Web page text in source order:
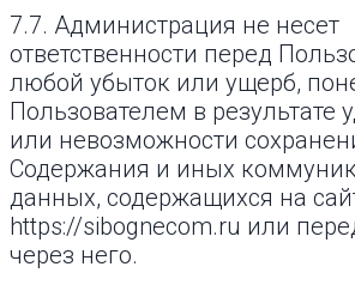
7.7. Администрация не несет
ответственности перед
любой убыток или ущерб,
Пользователем в результате
или невозможности
Содержания и иных
данных, содержащихся на
https://sibognecom.ru или
через него.